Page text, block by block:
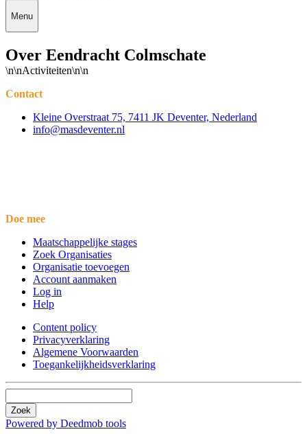
Menu
Over Eendracht Colmschate
\n\nActiviteiten\n\n
Contact
Kleine Overstraat 75, 7411 JK Deventer, Nederland
info@masdeventer.nl
Doe mee
Maatschappelijke stages
Zoek Organisaties
Organisatie toevoegen
Account aanmaken
Log in
Help
Content policy
Privacyverklaring
Algemene Voorwaarden
Toegankelijkheidsverklaring
Zoek
Powered by Deedmob tools